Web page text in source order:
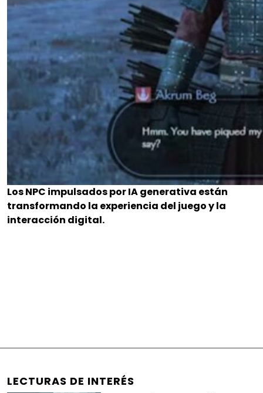
Los NPC impulsados por IA generativa están
transformando la experiencia del juego y la
interacción digital.
LECTURAS DE INTERÉS